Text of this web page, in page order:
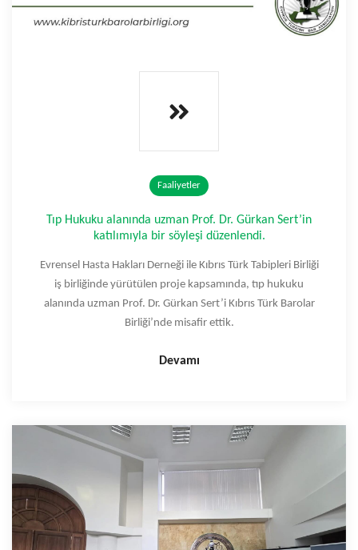
Faaliyetler
Tıp Hukuku alanında uzman Prof. Dr. Gürkan Sert’in
katılımıyla bir söyleşi düzenlendi.
Evrensel Hasta Hakları Derneği ile Kıbrıs Türk Tabipleri Birliği
iş birliğinde yürütülen proje kapsamında, tıp hukuku
alanında uzman Prof. Dr. Gürkan Sert’i Kıbrıs Türk Barolar
Birliği’nde misafir ettik.
Devamı